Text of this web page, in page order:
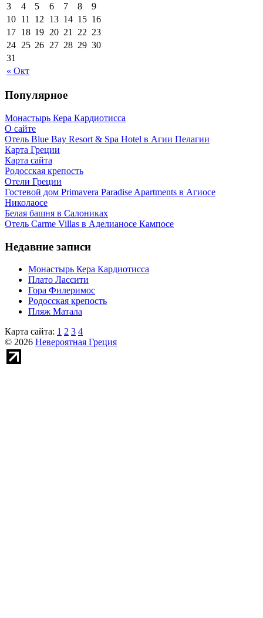
« Окт
3
4 5 6 7 8
9
10 11 12 13 14 15 16
17 18 19 20 21 22 23
24 25 26 27 28 29 30
31
Популярное
Монастырь Кера Кардиотисса
О сайте
Отель Blue Bay Resort & Spa Hotel в Агии Пелагии
Карта Греции
Карта сайта
Родосская крепость
Отели Греции
Гостевой дом Primavera Paradise Apartments в Агиосе
Николаосе
Белая башня в Салониках
Отель Carme Villas в Аделианосе Кампосе
Недавние записи
Монастырь Кера Кардиотисса
Плато Лассити
Гора Филеримос
Родосская крепость
Пляж Матала
Карта сайта: 1 2 3 4
© 2026 Невероятная Греция